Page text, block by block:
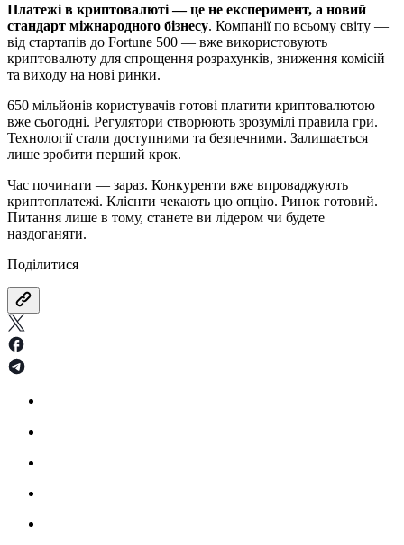
Платежі в криптовалюті — це не експеримент, а новий
стандарт міжнародного бізнесу. Компанії по всьому світу —
від стартапів до Fortune 500 — вже використовують
криптовалюту для спрощення розрахунків, зниження комісій
та виходу на нові ринки.
650 мільйонів користувачів готові платити криптовалютою
вже сьогодні. Регулятори створюють зрозумілі правила гри.
Технології стали доступними та безпечними. Залишається
лише зробити перший крок.
Час починати — зараз. Конкуренти вже впроваджують
криптоплатежі. Клієнти чекають цю опцію. Ринок готовий.
Питання лише в тому, станете ви лідером чи будете
наздоганяти.
Поділитися